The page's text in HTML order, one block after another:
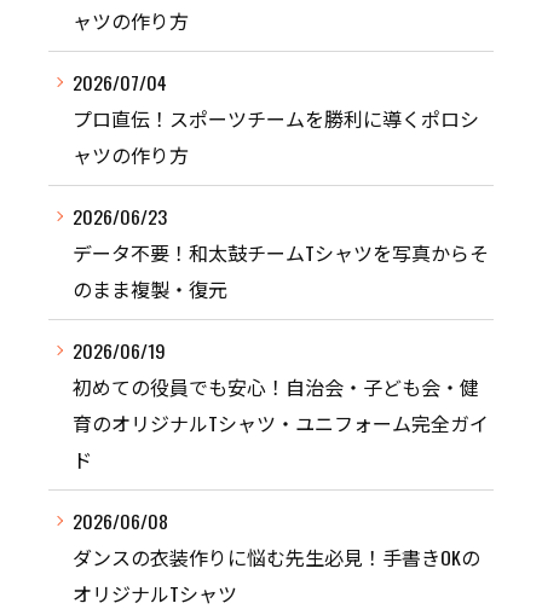
ャツの作り方
2026/07/04
プロ直伝！スポーツチームを勝利に導くポロシ
ャツの作り方
2026/06/23
データ不要！和太鼓チームTシャツを写真からそ
のまま複製・復元
2026/06/19
初めての役員でも安心！自治会・子ども会・健
育のオリジナルTシャツ・ユニフォーム完全ガイ
ド
2026/06/08
ダンスの衣装作りに悩む先生必見！手書きOKの
オリジナルTシャツ